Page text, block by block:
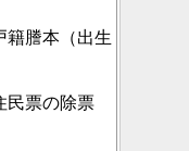
籍謄本（出生
民票の除票